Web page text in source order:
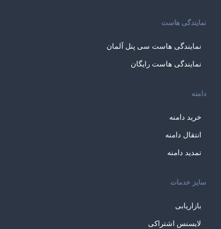
نمایندگی هاست
نمایندگی هاست سی پنل آلمان
نمایندگی هاست رایگان
دامنه
خرید دامنه
انتقال دامنه
تمدید دامنه
سایز خدمات
بازاریابی
لایسنس اشتراکی